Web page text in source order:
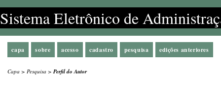
Sistema Eletrônico de
capa sobre acesso cadastro pesquisa edições anteriores
Capa > Pesquisa >Perfil do Autor